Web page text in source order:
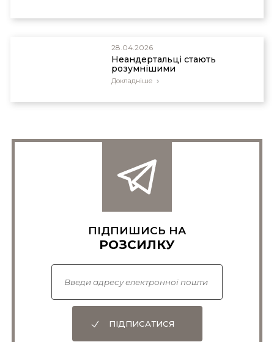
28.04.2026
Неандертальці стають
розумнішими
Докладніше
ПІДПИШИСЬ НА
РОЗСИЛКУ
ПІДПИСАТИСЯ